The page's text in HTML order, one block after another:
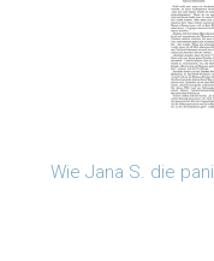
Wie Jana S. die